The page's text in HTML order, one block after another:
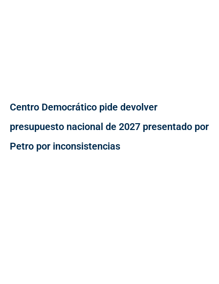
Centro Democrático pide devolver
presupuesto nacional de 2027 presentado por
Petro por inconsistencias